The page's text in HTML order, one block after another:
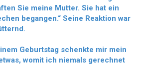
Sie meine Mutter. Sie hat ein
begangen.“ Seine Reaktion war
Geburtstag schenkte mir mein
womit ich niemals gerechnet